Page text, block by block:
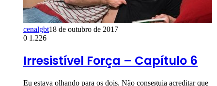
cenalgbt18 de outubro de 2017
0 1.226
Irresistível Força – Capítulo 6
Eu estava olhando para os dois. Não conseguia acreditar que